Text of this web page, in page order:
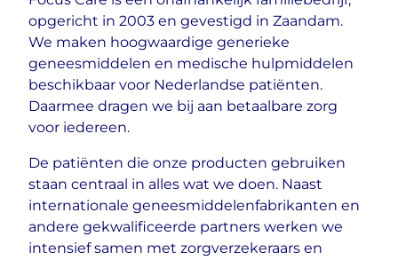
opgericht in 2003 en gevestigd in Zaandam.
We maken hoogwaardige generieke
geneesmiddelen en medische hulpmiddelen
beschikbaar voor Nederlandse patiënten.
Daarmee dragen we bij aan betaalbare zorg
voor iedereen.
De patiënten die onze producten gebruiken
staan centraal in alles wat we doen. Naast
internationale geneesmiddelenfabrikanten en
andere gekwalificeerde partners werken we
intensief samen met zorgverzekeraars en